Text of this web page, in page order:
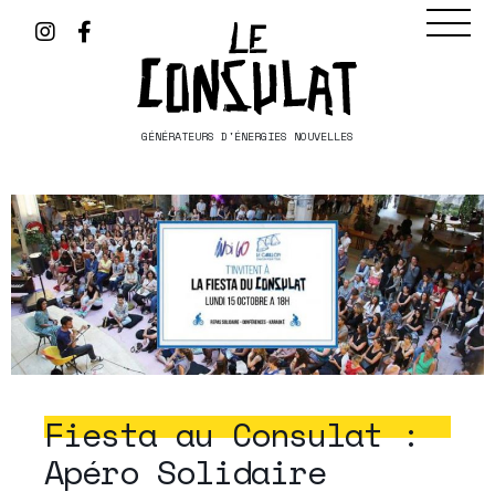
GÉNÉRATEURS D'ÉNERGIES NOUVELLES
Fiesta au Consulat :
Apéro Solidaire